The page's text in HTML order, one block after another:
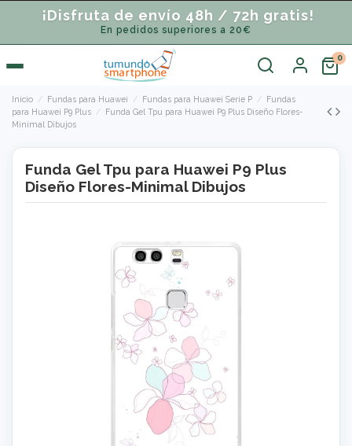
¡Disfruta de envío 48h / 72h gratis!
En pedidos superiores a 20€
Inicio Fundas para Huawei Fundas para Huawei Serie P
Fundas
para Huawei P9 Plus
Funda Gel Tpu para Huawei P9 Plus Diseño Flores-
Minimal Dibujos
Funda Gel Tpu para Huawei P9 Plus
Diseño Flores-Minimal Dibujos